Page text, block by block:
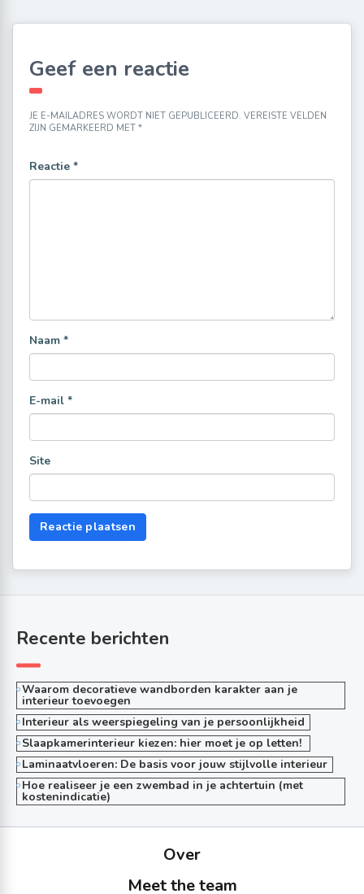
Geef een reactie
JE E-MAILADRES WORDT NIET GEPUBLICEERD. VEREISTE VELDEN
ZIJN GEMARKEERD MET *
Reactie *
Naam *
E-mail *
Site
Recente berichten
Waarom decoratieve wandborden karakter aan je
interieur toevoegen
Interieur als weerspiegeling van je persoonlijkheid
Slaapkamerinterieur kiezen: hier moet je op letten!
Laminaatvloeren: De basis voor jouw stijlvolle interieur
Hoe realiseer je een zwembad in je achtertuin (met
kostenindicatie)
Over
Meet the team